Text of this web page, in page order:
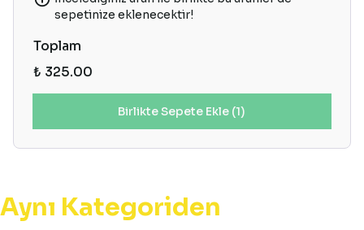
sepetinize eklenecektir!
Toplam
₺ 325.00
Birlikte Sepete Ekle (1)
Aynı Kategoriden